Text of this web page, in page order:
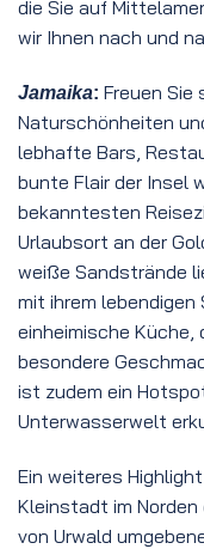
die Sie auf
wir Ihnen nach und
Jamaika: Freuen Sie
Naturschönheiten
lebhafte Bars,
bunte Flair der Insel
bekanntesten
Urlaubsort an der
weiße Sandstrände
mit ihrem
einheimische
besondere
ist zudem ein
Unterwasserwelt
Ein weiteres
Kleinstadt im Norden
von Urwald